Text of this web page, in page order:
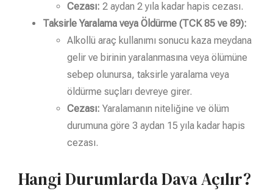
Cezası: 2 aydan 2 yıla kadar hapis cezası.
Taksirle Yaralama veya Öldürme (TCK 85 ve 89):
Alkollü araç kullanımı sonucu kaza meydana
gelir ve birinin yaralanmasına veya ölümüne
sebep olunursa, taksirle yaralama veya
öldürme suçları devreye girer.
Cezası: Yaralamanın niteliğine ve ölüm
durumuna göre 3 aydan 15 yıla kadar hapis
cezası.
Hangi Durumlarda Dava Açılır?